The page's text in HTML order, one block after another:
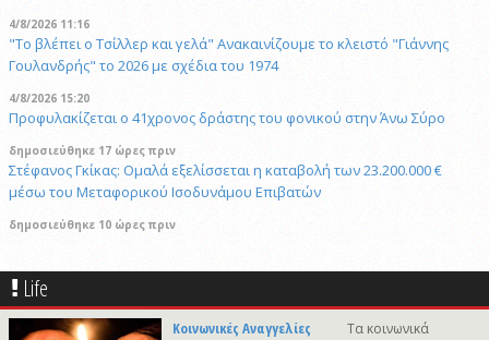
4/8/2026 11:16
"Το βλέπει ο Τσίλλερ και γελά" Ανακαινίζουμε το κλειστό "Γιάννης
Γουλανδρής" το 2026 με σχέδια του 1974
4/8/2026 15:20
Προφυλακίζεται ο 41χρονος δράστης του φονικού στην Άνω Σύρο
δημοσιεύθηκε 17 ώρες πριν
Στέφανος Γκίκας: Ομαλά εξελίσσεται η καταβολή των 23.200.000 €
μέσω του Μεταφορικού Ισοδυνάμου Επιβατών
δημοσιεύθηκε 10 ώρες πριν
29/4/2026 18:53
Συναγερμός στη Βόρεια Καρολίνα: Αναφορές για πολλούς νεκρούς και
τραυματίες μετά από πυροβολισμούς
Life
Κοινωνικές Αναγγελίες
Τα κοινωνικά